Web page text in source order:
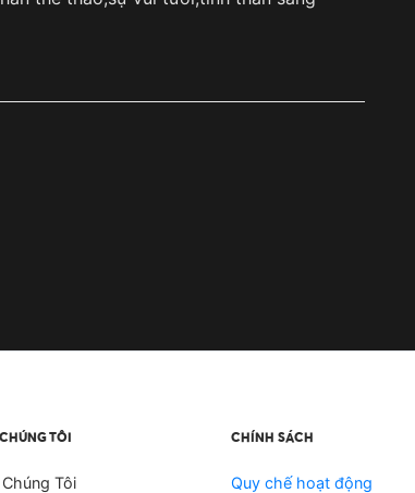
TÔI
Tôi
CHÍNH SÁCH
Quy chế hoạt động